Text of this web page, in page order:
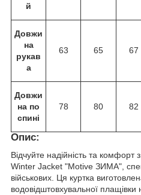
й
Довжи
на
рукав
а
63 65 67
Довжи
на по
спині
78 80 82
Опис:
Відчуйте надійність та
Winter Jacket "Motive ЗИМА",
військових. Ця куртка
водовідштовхувальної плащівки